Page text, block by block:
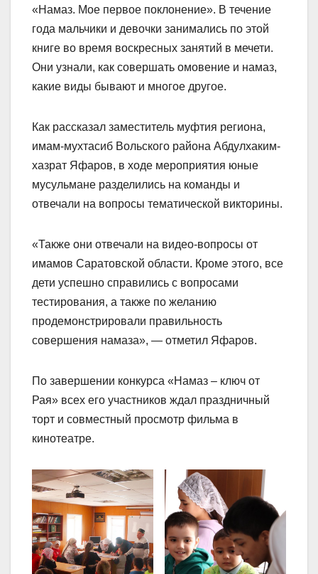
«Намаз. Мое первое поклонение». В течение
года мальчики и девочки занимались по этой
книге во время воскресных занятий в мечети.
Они узнали, как совершать омовение и намаз,
какие виды бывают и многое другое.
Как рассказал заместитель муфтия региона,
имам-мухтасиб Вольского района Абдулхаким-
хазрат Яфаров, в ходе мероприятия юные
мусульмане разделились на команды и
отвечали на вопросы тематической викторины.
«Также они отвечали на видео-вопросы от
имамов Саратовской области. Кроме этого, все
дети успешно справились с вопросами
тестирования, а также по желанию
продемонстрировали правильность
совершения намаза», — отметил Яфаров.
По завершении конкурса «Намаз – ключ от
Рая» всех его участников ждал праздничный
торт и совместный просмотр фильма в
кинотеатре.